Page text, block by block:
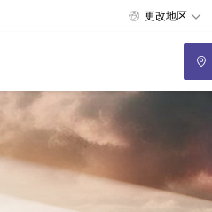
更改地区